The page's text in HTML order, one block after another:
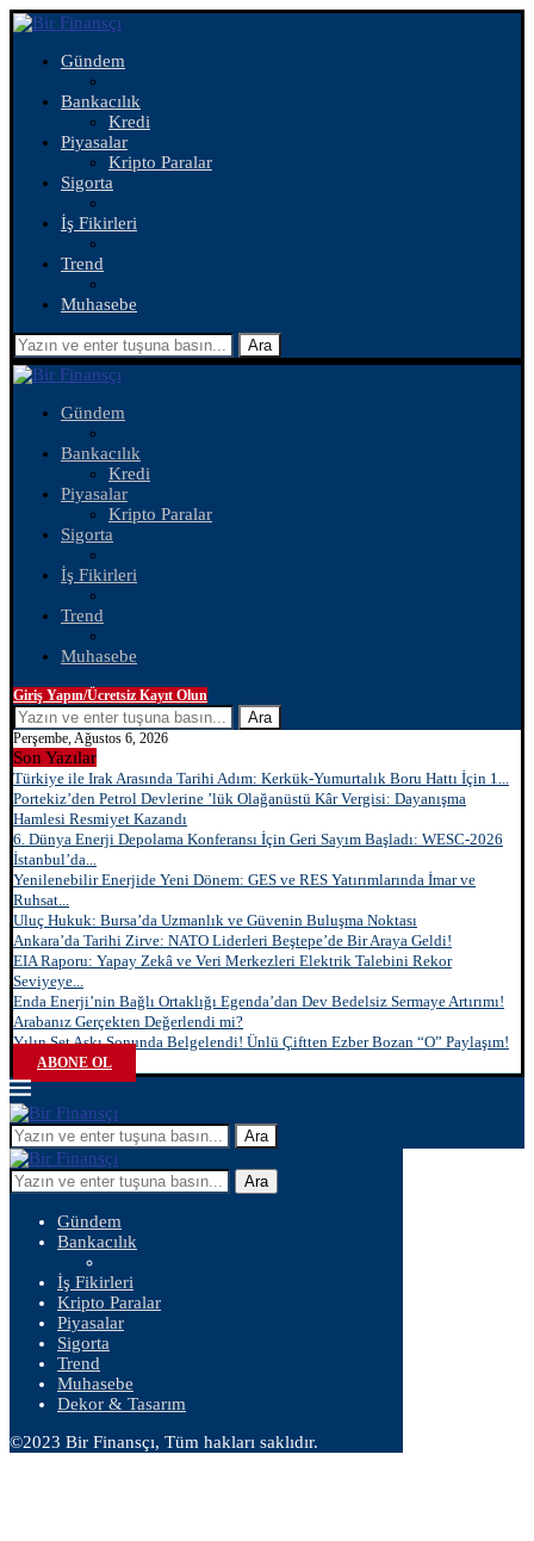
Gündem
Bankacılık
Kredi
Piyasalar
Kripto Paralar
Sigorta
İş Fikirleri
Trend
Muhasebe
Ara
Gündem
Bankacılık
Kredi
Piyasalar
Kripto Paralar
Sigorta
İş Fikirleri
Trend
Muhasebe
Giriş Yapın/Ücretsiz Kayıt Olun
Ara
Perşembe, Ağustos 6, 2026
Son Yazılar
Türkiye ile Irak Arasında Tarihi Adım: Kerkük-Yumurtalık Boru Hattı İçin 1...
Portekiz’den Petrol Devlerine ’lük Olağanüstü Kâr Vergisi: Dayanışma
Hamlesi Resmiyet Kazandı
6. Dünya Enerji Depolama Konferansı İçin Geri Sayım Başladı: WESC-2026
İstanbul’da...
Yenilenebilir Enerjide Yeni Dönem: GES ve RES Yatırımlarında İmar ve
Ruhsat...
Uluç Hukuk: Bursa’da Uzmanlık ve Güvenin Buluşma Noktası
Ankara’da Tarihi Zirve: NATO Liderleri Beştepe’de Bir Araya Geldi!
EIA Raporu: Yapay Zekâ ve Veri Merkezleri Elektrik Talebini Rekor
Seviyeye...
Enda Enerji’nin Bağlı Ortaklığı Egenda’dan Dev Bedelsiz Sermaye Artırımı!
Arabanız Gerçekten Değerlendi mi?
Yılın Set Aşkı Sonunda Belgelendi! Ünlü Çiftten Ezber Bozan “O” Paylaşım!
ABONE OL
Ara
Ara
Gündem
Bankacılık
İş Fikirleri
Kripto Paralar
Piyasalar
Sigorta
Trend
Muhasebe
Dekor & Tasarım
©2023 Bir Finansçı, Tüm hakları saklıdır.